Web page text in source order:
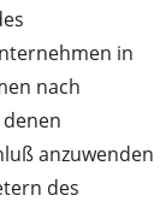
in
nach
anzuwenden
des